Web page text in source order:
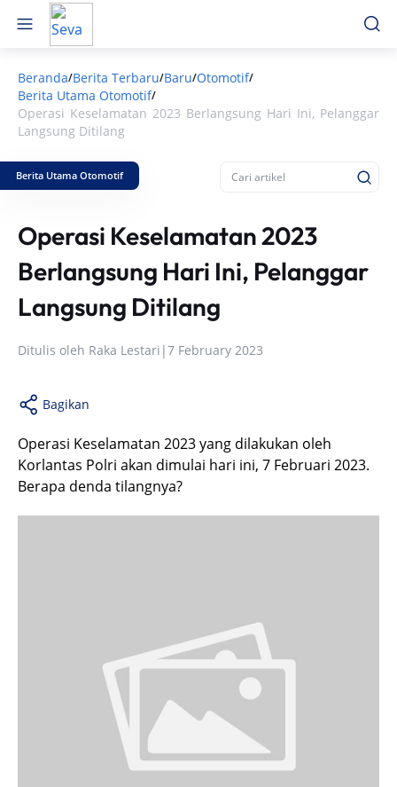
Beranda/Berita Terbaru/Baru/Otomotif/
Berita Utama Otomotif/
Operasi Keselamatan 2023 Berlangsung Hari Ini, Pelanggar
Langsung Ditilang
Berita Utama Otomotif
Operasi Keselamatan 2023
Berlangsung Hari Ini, Pelanggar
Langsung Ditilang
Ditulis oleh Raka Lestari |7 February 2023
Bagikan
Operasi Keselamatan 2023 yang dilakukan oleh
Korlantas Polri akan dimulai hari ini, 7 Februari 2023.
Berapa denda tilangnya?